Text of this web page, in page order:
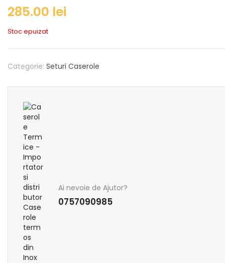
285.00 lei
Stoc epuizat
Categorie: Seturi Caserole
Ai nevoie de Ajutor?
0757090985